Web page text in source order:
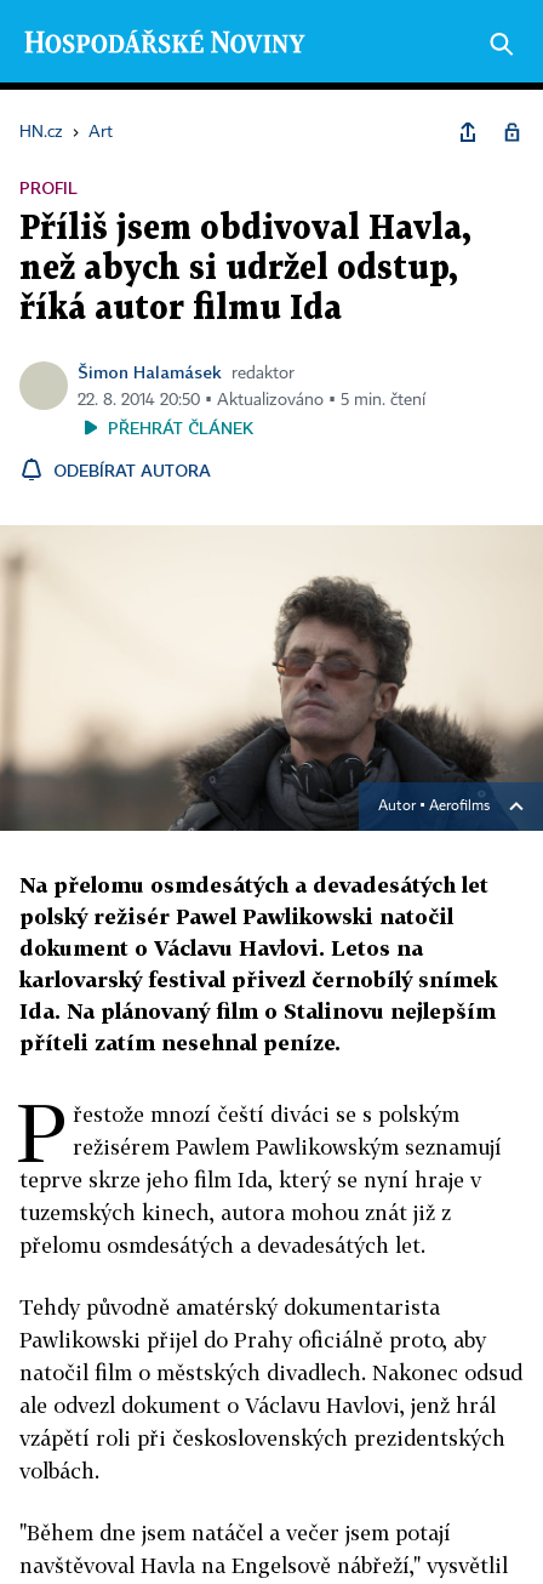
HN.cz › Art
PROFIL
Příliš jsem obdivoval Havla,
než abych si udržel odstup,
říká autor filmu Ida
Šimon Halamásek
redaktor
22. 8. 2014 20:50 ▪ Aktualizováno ▪ 5 min. čtení
PŘEHRÁT ČLÁNEK
ODEBÍRAT AUTORA
Autor ▪ Aerofilms
Na přelomu osmdesátých a devadesátých let
polský režisér Pawel Pawlikowski natočil
dokument o Václavu Havlovi. Letos na
karlovarský festival přivezl černobílý snímek
Ida. Na plánovaný film o Stalinovu nejlepším
příteli zatím nesehnal peníze.
P řestože mnozí čeští diváci se s polským
režisérem Pawlem Pawlikowským seznamují
teprve skrze jeho film Ida, který se nyní hraje v
tuzemských kinech, autora mohou znát již z
přelomu osmdesátých a devadesátých let.
Tehdy původně amatérský dokumentarista
Pawlikowski přijel do Prahy oficiálně proto, aby
natočil film o městských divadlech. Nakonec odsud
ale odvezl dokument o Václavu Havlovi, jenž hrál
vzápětí roli při československých prezidentských
volbách.
"Během dne jsem natáčel a večer jsem potají
navštěvoval Havla na Engelsově nábřeží," vysvětlil